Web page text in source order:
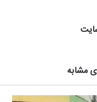
مشابه